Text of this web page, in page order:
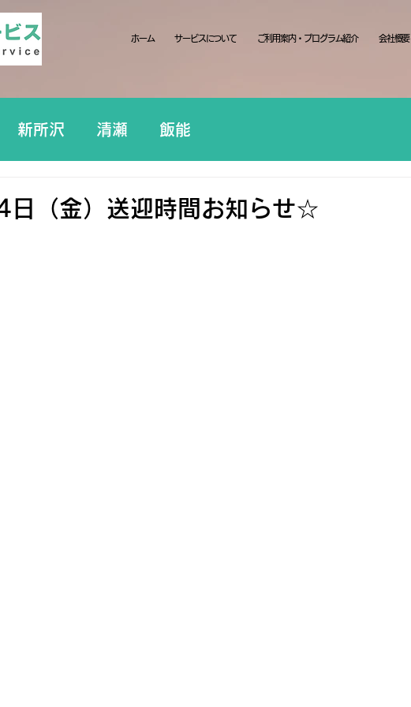
ホーム サービスについて ご利用案内・プログラム紹介 会社概要
新所沢 清瀬 飯能
日（金）送迎時間お知らせ☆